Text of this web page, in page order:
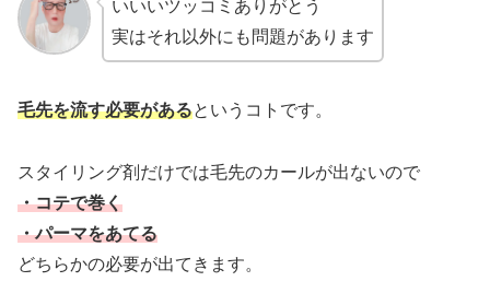
いいいツッコミありがとう
実はそれ以外にも問題があります
毛先を流す必要があるというコトです。
スタイリング剤だけでは毛先のカールが出ないので
・コテで巻く
・パーマをあてる
どちらかの必要が出てきます。